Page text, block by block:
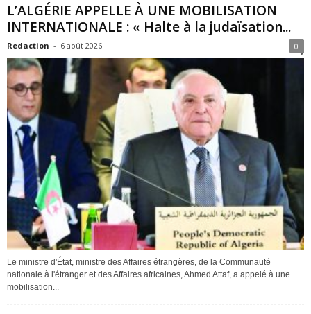
L’ALGÉRIE APPELLE À UNE MOBILISATION
INTERNATIONALE : « Halte à la judaïsation...
Redaction - 6 août 2026 0
Le ministre d'État, ministre des Affaires étrangères, de la Communauté
nationale à l'étranger et des Affaires africaines, Ahmed Attaf, a appelé à une
mobilisation...